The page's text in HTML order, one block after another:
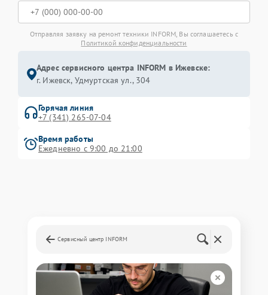
Отправляя заявку на ремонт техники INFORM, Вы соглашаетесь с
Политикой конфиденциальности
Адрес сервисного центра INFORM в Ижевске:
г. Ижевск, Удмуртская ул., 304
Горячая линия
+7 (341) 265-07-04
Время работы
Ежедневно с 9:00 до 21:00
Сервисный центр INFORM